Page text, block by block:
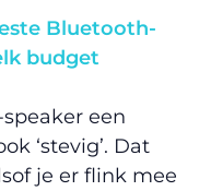
Bluetooth-
budget
een
‘stevig’. Dat
je er flink mee